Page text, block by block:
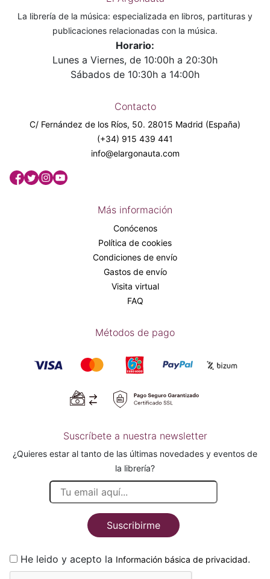
La librería de la música: especializada en libros, partituras y
publicaciones relacionadas con la música.
Horario:
Lunes a Viernes, de 10:00h a 20:30h
Sábados de 10:30h a 14:00h
Contacto
C/ Fernández de los Ríos, 50. 28015 Madrid (España)
(+34) 915 439 441
info@elargonauta.com
Más información
Conócenos
Política de cookies
Condiciones de envío
Gastos de envío
Visita virtual
FAQ
Métodos de pago
Suscríbete a nuestra newsletter
¿Quieres estar al tanto de las últimas novedades y eventos de
la librería?
Suscribirme
He leido y acepto la Información básica de privacidad.